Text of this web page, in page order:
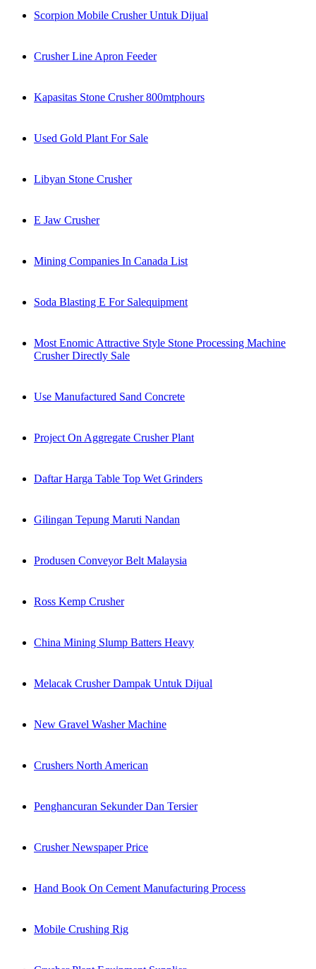
Scorpion Mobile Crusher Untuk Dijual
Crusher Line Apron Feeder
Kapasitas Stone Crusher 800mtphours
Used Gold Plant For Sale
Libyan Stone Crusher
E Jaw Crusher
Mining Companies In Canada List
Soda Blasting E For Salequipment
Most Enomic Attractive Style Stone Processing Machine
Crusher Directly Sale
Use Manufactured Sand Concrete
Project On Aggregate Crusher Plant
Daftar Harga Table Top Wet Grinders
Gilingan Tepung Maruti Nandan
Produsen Conveyor Belt Malaysia
Ross Kemp Crusher
China Mining Slump Batters Heavy
Melacak Crusher Dampak Untuk Dijual
New Gravel Washer Machine
Crushers North American
Penghancuran Sekunder Dan Tersier
Crusher Newspaper Price
Hand Book On Cement Manufacturing Process
Mobile Crushing Rig